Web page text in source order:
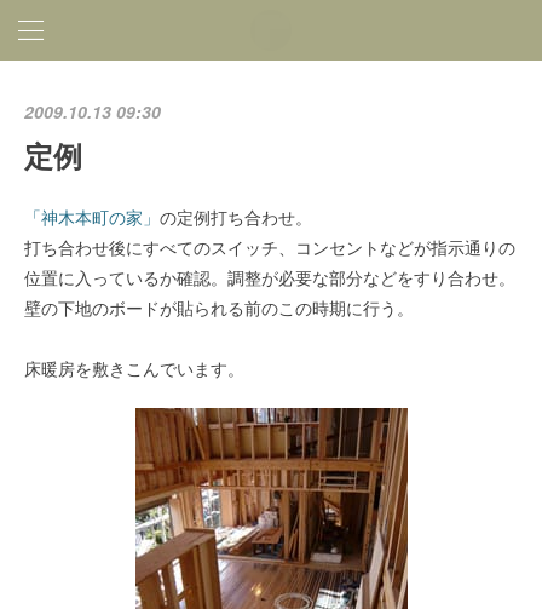
2009.10.13 09:30
定例
「神木本町の家」 の定例打ち合わせ。
打ち合わせ後にすべてのスイッチ、コンセントなどが指示通りの
位置に入っているか確認。調整が必要な部分などをすり合わせ。
壁の下地のボードが貼られる前のこの時期に行う。
床暖房を敷きこんでいます。